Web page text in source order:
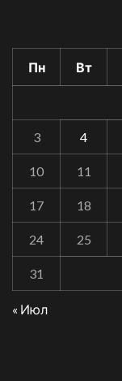
Пн Вт
3 4
10 11
17 18
24 25
31
« Июл